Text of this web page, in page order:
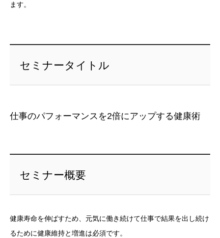
ます。
セミナータイトル
仕事のパフォーマンスを2倍にアップする健康術
セミナー概要
健康寿命を伸ばすため、元気に働き続けて仕事で結果を出し続け
るために健康維持と増進は必須です。